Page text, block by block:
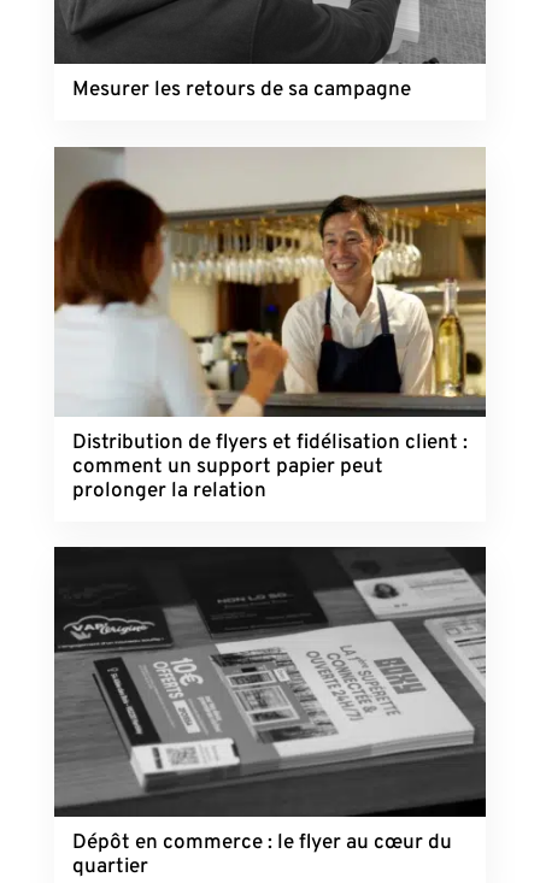
Mesurer les retours de sa campagne
Distribution de flyers et fidélisation client :
comment un support papier peut
prolonger la relation
Dépôt en commerce : le flyer au cœur du
quartier